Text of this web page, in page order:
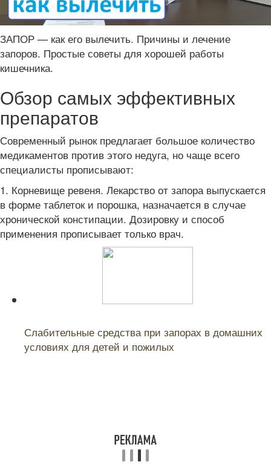
ЗАПОР — как его вылечить. Причины и лечение
запоров. Простые советы для хорошей работы
кишечника.
Обзор самых эффективных
препаратов
Современный рынок предлагает большое количество
медикаментов против этого недуга, но чаще всего
специалисты прописывают:
1. Корневище ревеня. Лекарство от запора выпускается
в форме таблеток и порошка, назначается в случае
хронической констипации. Дозировку и способ
применения прописывает только врач.
Слабительные средства при запорах в домашних
условиях для детей и пожилых